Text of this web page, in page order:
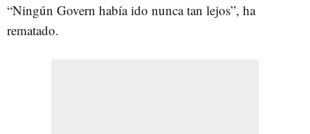
“Ningún Govern había ido nunca tan lejos”, ha
rematado.